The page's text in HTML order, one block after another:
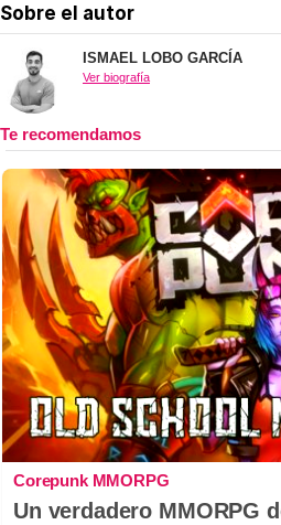
Sobre el autor
ISMAEL LOBO GARCÍA
Ver biografía
Corepunk MMORPG
Un verdadero MMORPG